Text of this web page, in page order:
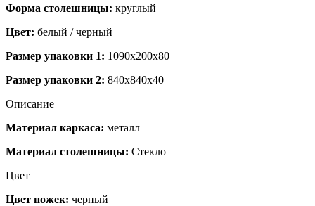
Форма столешницы: круглый
Цвет: белый / черный
Размер упаковки 1: 1090x200x80
Размер упаковки 2: 840x840x40
Описание
Материал каркаса: металл
Материал столешницы: Стекло
Цвет
Цвет ножек: черный